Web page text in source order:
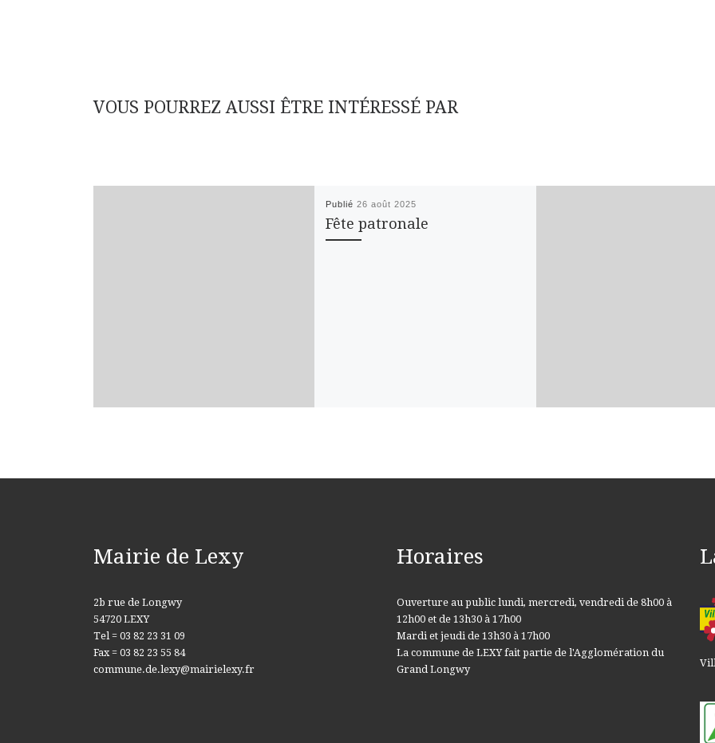
VOUS POURREZ AUSSI ÊTRE INTÉRESSÉ PAR
Publié 26 août 2025
Fête patronale
Mairie de Lexy
2b rue de Longwy
54720 LEXY
Tel = 03 82 23 31 09
Fax = 03 82 23 55 84
commune.de.lexy@mairielexy.fr
Horaires
Ouverture au public lundi, mercredi, vendredi de 8h00 à
12h00 et de 13h30 à 17h00
Mardi et jeudi de 13h30 à 17h00
La commune de LEXY fait partie de l'Agglomération du
Grand Longwy